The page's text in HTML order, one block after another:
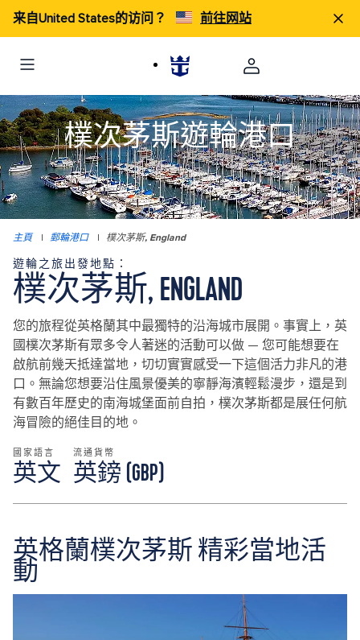
来自United States的访问？ 前往网站
樸次茅斯遊輪港口
主頁 | 郵輪港口 | 樸次茅斯, England
遊輪之旅出發地點：
樸次茅斯, ENGLAND
您的旅程從英格蘭其中最獨特的沿海城市展開。事實上，英
國樸次茅斯有眾多令人著迷的活動可以做 — 您可能想要在
啟航前幾天抵達當地，切切實實感受一下這個活力非凡的港
口。無論您想要沿住風景優美的寧靜海濱輕鬆漫步，還是到
有數百年歷史的南海城堡面前自拍，樸次茅斯都是展任何航
海冒險的絕佳目的地。
國家語言
英文
流通貨幣
英鎊 (GBP)
英格蘭樸次茅斯 精彩當地活
動